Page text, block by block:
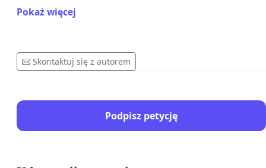
co zatem powinni zostać osądzeni lekarze, którzy
zaniechaniem doprowadzili do nadmiarowych śmierci
wielu Polaków ponieważ „bali” się leczyć.
Warto wspomnieć, że zgodnie z Ustawą o Zawodzie
Lekarza, każdy lekarz ma prawo stosować leki poza
wskazaniami rejestracyjnymi dla danego specyfiku,
Pokaż więcej
Skontaktuj się z autorem
Podpisz petycję